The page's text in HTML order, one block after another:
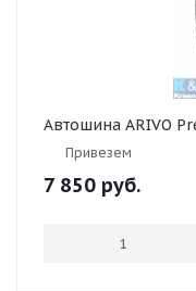
Автошина ARIVO
Привезем
7 850 руб.